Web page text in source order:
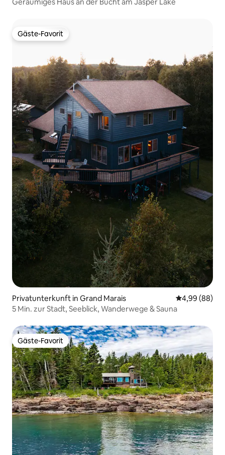
Gäste-Favorit
Gäste-Favorit
Privatunterkunft in Grand Marais
4,99 (88)
5 Min. zur Stadt, Seeblick, Wanderwege & Sauna
Gäste-Favorit
Gäste-Favorit